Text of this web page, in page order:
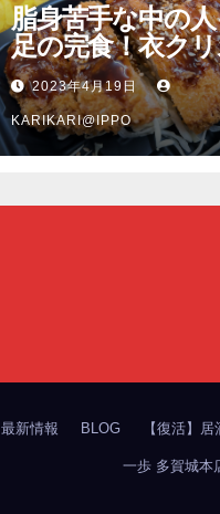
脂身苦手な中の
足の完食！衣ク
ー、脂身少な目
い豚肉のソース
ツ弁当＠竈の一
店
2023年4月19日
KARIKARI@IPPO
最新情報 BLOG 【復活】
一歩 多賀城本